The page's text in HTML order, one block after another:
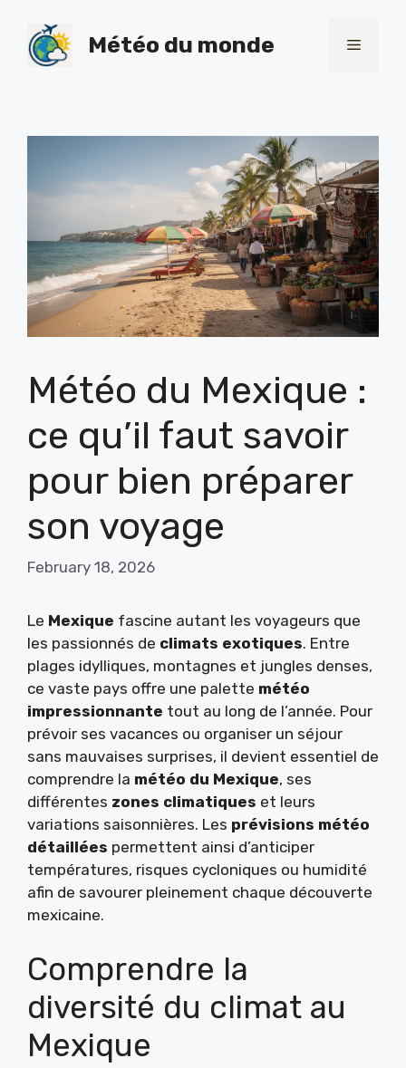
content
Météo du monde Menu
Météo du Mexique :
ce qu’il faut savoir
pour bien préparer
son voyage
February 18, 2026
Le Mexique fascine autant les voyageurs que
les passionnés de climats exotiques. Entre
plages idylliques, montagnes et jungles denses,
ce vaste pays offre une palette météo
impressionnante tout au long de l’année. Pour
prévoir ses vacances ou organiser un séjour
sans mauvaises surprises, il devient essentiel de
comprendre la météo du Mexique, ses
différentes zones climatiques et leurs
variations saisonnières. Les prévisions météo
détaillées permettent ainsi d’anticiper
températures, risques cycloniques ou humidité
afin de savourer pleinement chaque découverte
mexicaine.
Comprendre la
diversité du climat au
Mexique